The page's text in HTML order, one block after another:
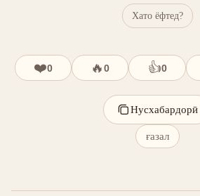
Хато ёфтед?
❤️0 🔥0 👍0
Нусхабардорӣ
ғазал